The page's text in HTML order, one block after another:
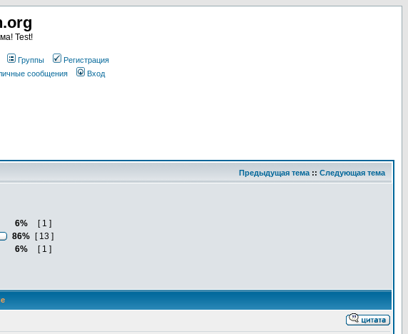
Test!
Группы
Регистрация
сообщения Вход
Предыдущая тема :: Следующая тема
6%
[ 1 ]
86%
[ 13 ]
6%
[ 1 ]